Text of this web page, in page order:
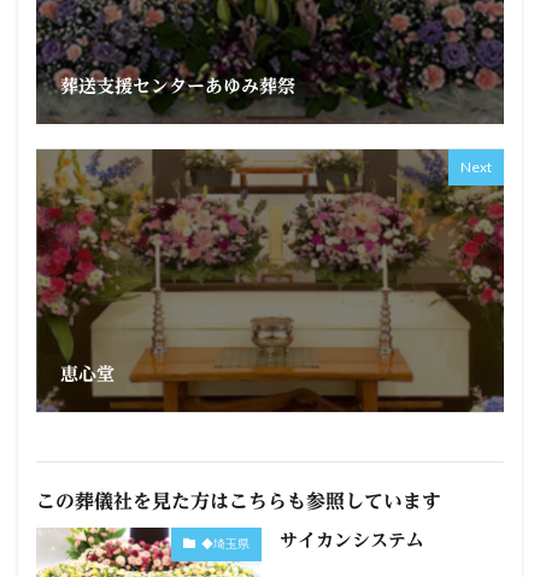
葬送支援センターあゆみ葬祭
Next
恵心堂
この葬儀社を見た方はこちらも参照しています
◆埼玉県 サイカンシステム